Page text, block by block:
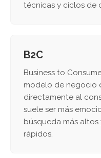
técnicas y ciclos de
B2C
Business to
modelo de negocio
directamente al
suele ser más
búsqueda más
rápidos.